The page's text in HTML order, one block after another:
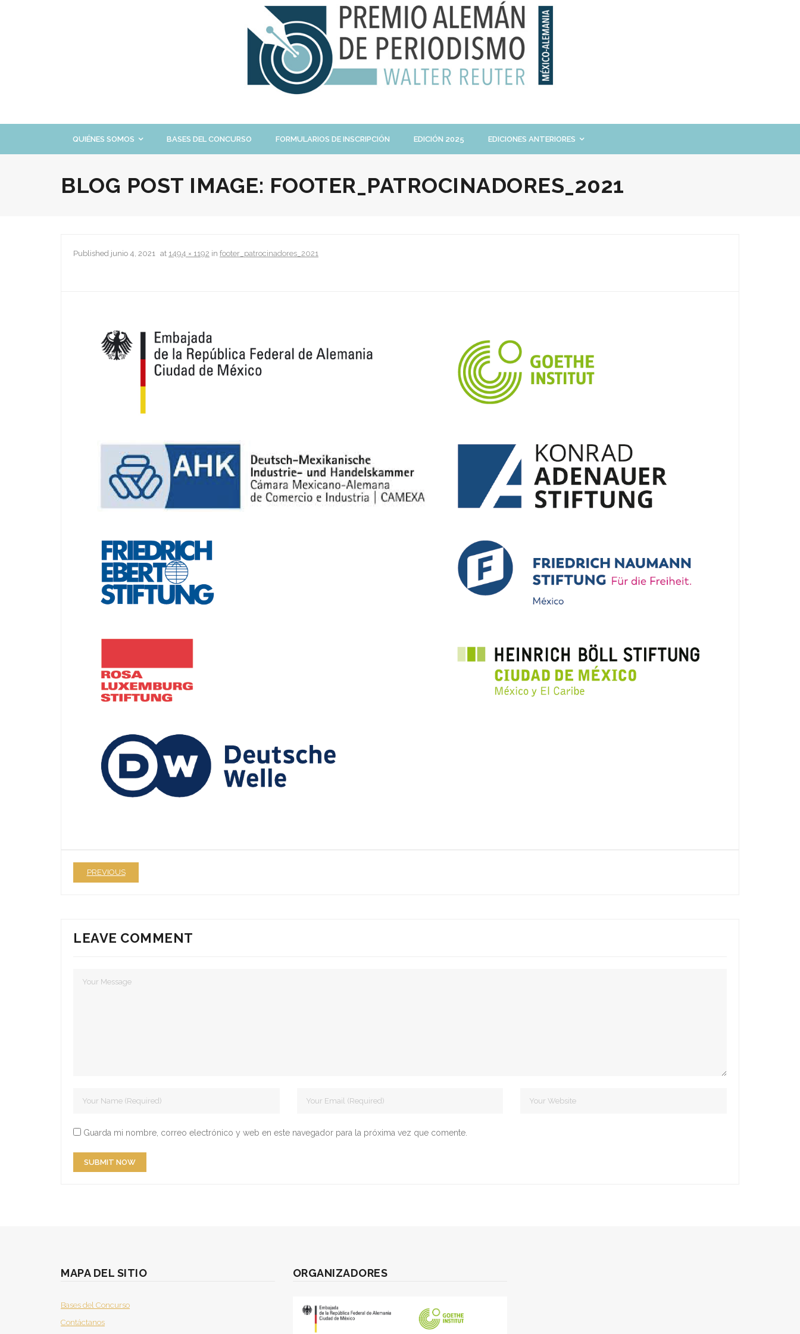
QUIÉNES SOMOS BASES DEL CONCURSO FORMULARIOS DE INSCRIPCIÓN EDICIÓN 2025 EDICIONES ANTERIORES
BLOG POST IMAGE: FOOTER_PATROCINADORES_2021
Published junio 4, 2021 at 1494 × 1192 in footer_patrocinadores_2021
PREVIOUS
LEAVE COMMENT
Guarda mi nombre, correo electrónico y web en este navegador para la próxima vez que comente.
MAPA DEL SITIO
Bases del Concurso
Contáctanos
ORGANIZADORES